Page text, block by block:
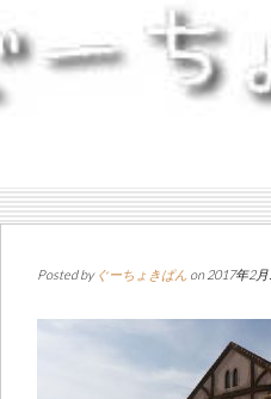
Posted by ぐーちょきぱん on 2017年2